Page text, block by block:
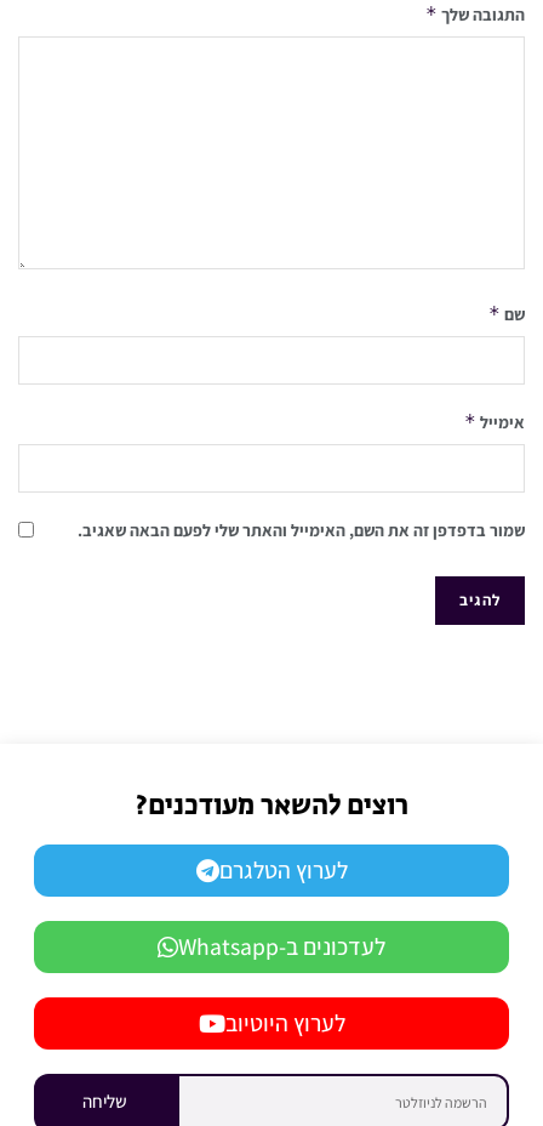
התגובה שלך *
שם *
אימייל *
שמור בדפדפן זה את השם, האימייל והאתר שלי לפעם הבאה שאגיב.
רוצים להשאר מעודכנים?
לערוץ הטלגרם
לעדכונים ב-Whatsapp
לערוץ היוטיוב
שליחה